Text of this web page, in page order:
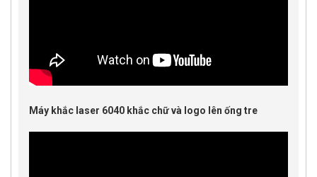
Máy khắc laser 6040 khắc chữ và logo lên ống tre